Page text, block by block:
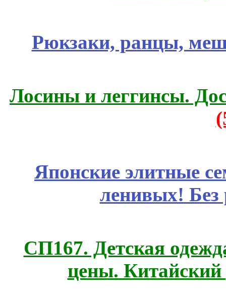
Рюкзаки, ранцы,
Лосины и леггинсы.
Японские элитные
ленивых!
СП167. Детская
цены.